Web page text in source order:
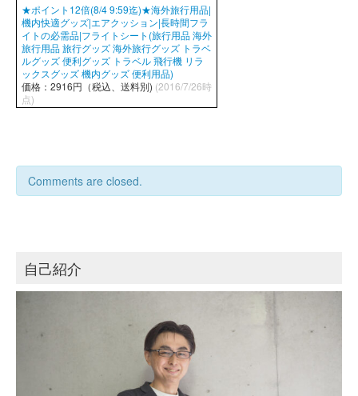
★ポイント12倍(8/4 9:59迄)★海外旅行用品|
機内快適グッズ|エアクッション|長時間フラ
イトの必需品|フライトシート(旅行用品 海外
旅行用品 旅行グッズ 海外旅行グッズ トラベ
ルグッズ 便利グッズ トラベル 飛行機 リラ
ックスグッズ 機内グッズ 便利用品)
価格：2916円（税込、送料別) (2016/7/26時
点)
Comments are closed.
自己紹介